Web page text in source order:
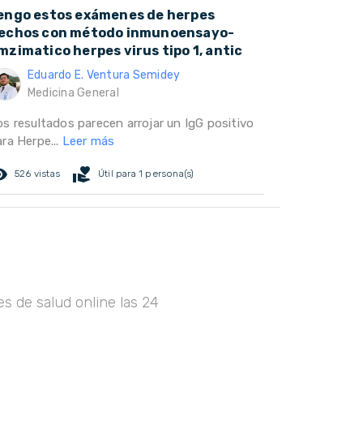
estos exámenes de herpes
con método inmunoensayo-
herpes virus tipo 1, antic
Eduardo E. Ventura Semidey
Medicina General
resultados parecen arrojar un IgG positivo
Herpe... Leer más
526 vistas volunteer_activism Útil para 1 persona(s)
de salud online las 24